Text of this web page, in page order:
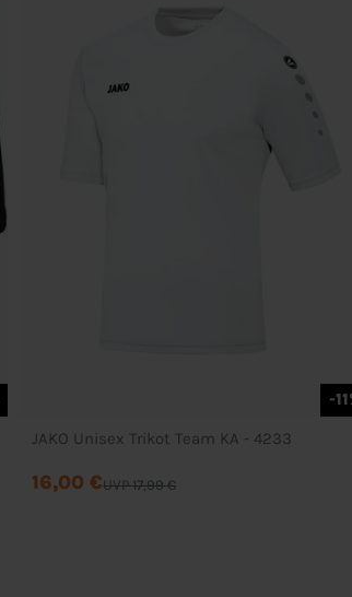
-
JAKO Unisex Trikot Team KA - 4233
UVP 17,99 €
16,00 €